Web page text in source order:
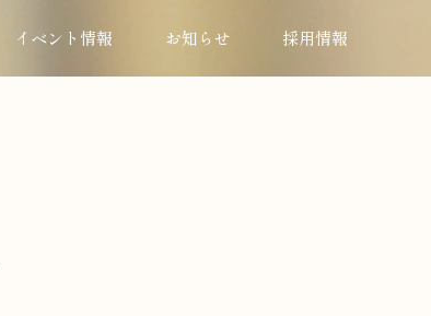
イベント情報 お知らせ 採用情報